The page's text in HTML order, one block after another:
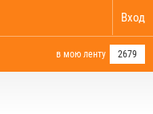
Вход
в мою ленту 2679